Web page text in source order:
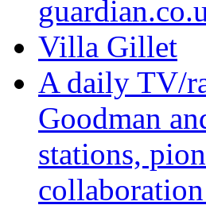
Villa Gillet
A daily TV/
Goodman
stations,